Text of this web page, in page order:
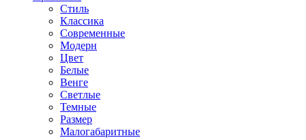
Стиль
Классика
Современные
Модерн
Цвет
Белые
Венге
Светлые
Темные
Размер
Малогабаритные